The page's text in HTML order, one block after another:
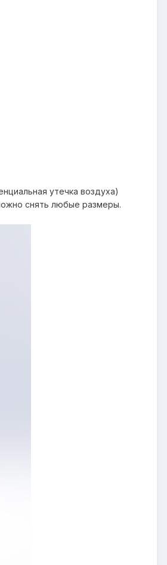
утечка воздуха)
снять любые размеры.